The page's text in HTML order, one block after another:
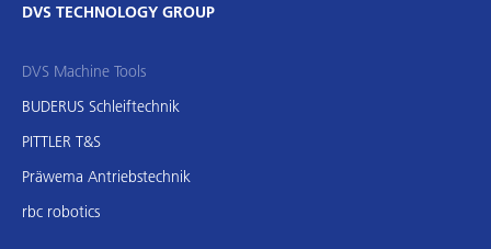
DVS TECHNOLOGY GROUP
DVS Machine Tools
BUDERUS Schleiftechnik
PITTLER T&S
Präwema Antriebstechnik
rbc robotics